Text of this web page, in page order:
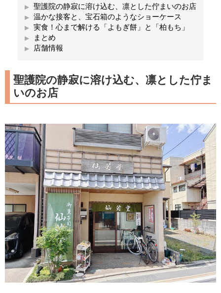
聖護院の静寂に溶け込む、凛とした佇まいのお店
温かな接客と、宝石箱のようなショーケース
実食！心まで解ける「よもぎ餅」と「柏もち」
まとめ
店舗情報
聖護院の静寂に溶け込む、凛とした佇ま
いのお店